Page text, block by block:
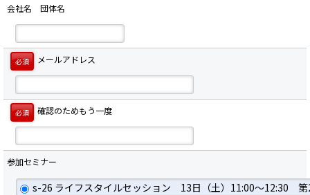
会社名 団体名
必須 メールアドレス
必須 確認のためもう一度
参加セミナー
s-26 ライフスタイルセッション 13日（土）11:00～12:30 第